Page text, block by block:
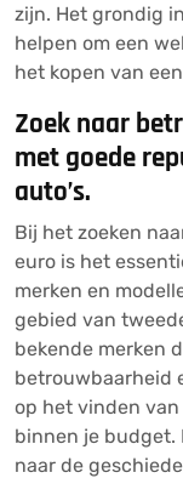
zijn. Het grondig
helpen om een
het kopen van
Zoek naar
met goede
auto’s.
Bij het zoeken
euro is het
merken en
gebied van
bekende merken
betrouwbaarheid
op het vinden
binnen je budget.
naar de